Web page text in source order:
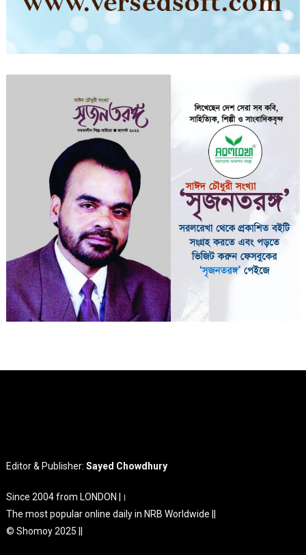
Editor & Publisher:Sayed Chowdhury
Since 2004 from LONDON |।
The most popular online daily in NRB Worldwide ||
© Shomoy 2025 ||